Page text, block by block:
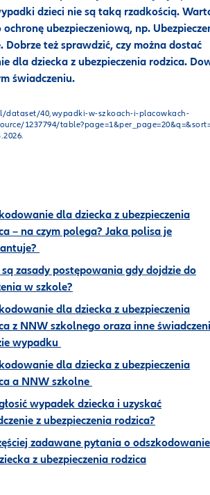
dzieci nie są taką rzadkością.
ubezpieczeniową, np.
Dobrze też sprawdzić, czy można dostać
dla dziecka z ubezpieczenia rodzica.
świadczeniu.
dataset/40,wypadki-w-szkoach-i-placowkach-
1237794/
dla dziecka z ubezpieczenia
– na czym polega? Jaka polisa je
są zasady postępowania gdy dojdzie do
w szkole?
dla dziecka z ubezpieczenia
z NNW szkolnego oraza inne
wypadku
dla dziecka z ubezpieczenia
a NNW szkolne
wypadek dziecka i uzyskać
z ubezpieczenia rodzica?
zadawane pytania o odszkodowanie
z ubezpieczenia rodzica